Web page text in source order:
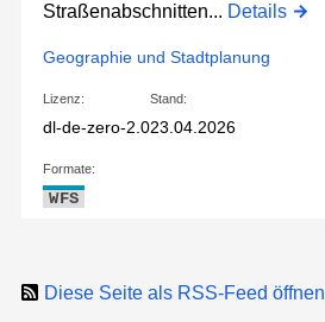
Straßenabschnitten... Details
Geographie und Stadtplanung
Lizenz:
dl-de-zero-2.0
Stand:
23.04.2026
Formate:
WFS
Diese Seite als RSS-Feed öffnen